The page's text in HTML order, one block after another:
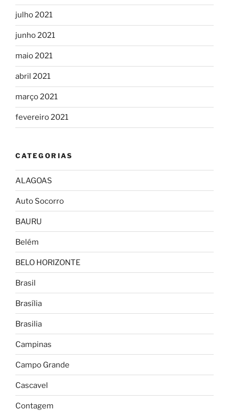
julho 2021
junho 2021
maio 2021
abril 2021
março 2021
fevereiro 2021
CATEGORIAS
ALAGOAS
Auto Socorro
BAURU
Belém
BELO HORIZONTE
Brasil
Brasília
Brasilia
Campinas
Campo Grande
Cascavel
Contagem